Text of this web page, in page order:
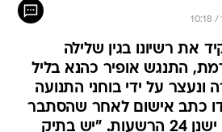
את רשיונו בגין שלילה
התנגש אופיר כהנא בליל
על ידי בוחני התנועה
כתב אישום לאחר שהסתבר
שבעברו התעבורתי ישנן 24 הרשעות. "יש בתיק